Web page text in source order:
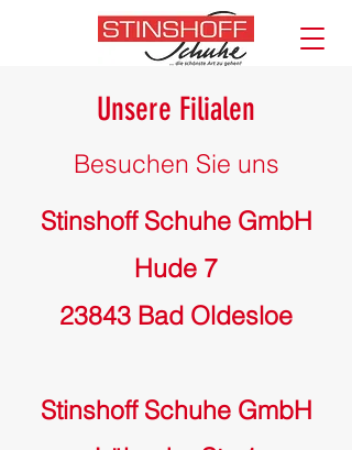
Unsere Filialen
Besuchen Sie uns
Stinshoff Schuhe GmbH
Hude 7
23843 Bad Oldesloe
Stinshoff Schuhe GmbH